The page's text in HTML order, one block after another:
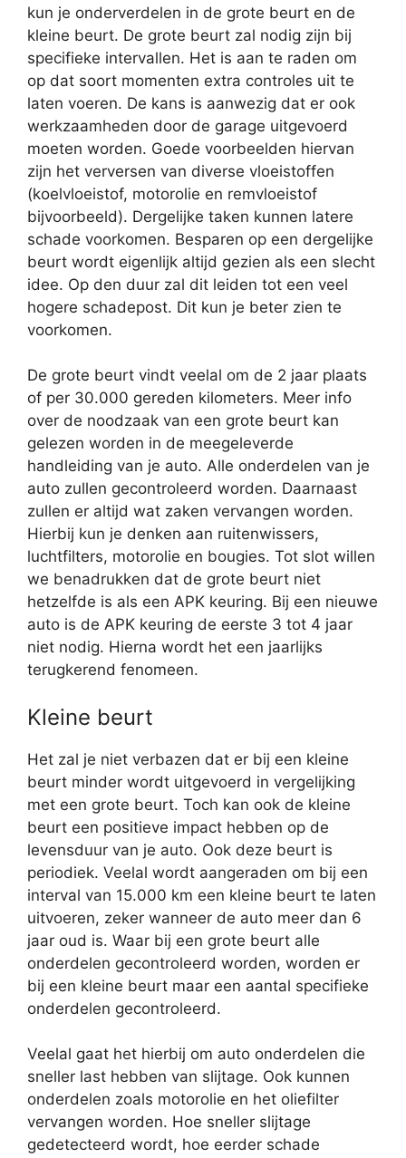
kun je onderverdelen in de grote beurt en de
kleine beurt. De grote beurt zal nodig zijn bij
specifieke intervallen. Het is aan te raden om
op dat soort momenten extra controles uit te
laten voeren. De kans is aanwezig dat er ook
werkzaamheden door de garage uitgevoerd
moeten worden. Goede voorbeelden hiervan
zijn het verversen van diverse vloeistoffen
(koelvloeistof, motorolie en remvloeistof
bijvoorbeeld). Dergelijke taken kunnen latere
schade voorkomen. Besparen op een dergelijke
beurt wordt eigenlijk altijd gezien als een slecht
idee. Op den duur zal dit leiden tot een veel
hogere schadepost. Dit kun je beter zien te
voorkomen.
De grote beurt vindt veelal om de 2 jaar plaats
of per 30.000 gereden kilometers. Meer info
over de noodzaak van een grote beurt kan
gelezen worden in de meegeleverde
handleiding van je auto. Alle onderdelen van je
auto zullen gecontroleerd worden. Daarnaast
zullen er altijd wat zaken vervangen worden.
Hierbij kun je denken aan ruitenwissers,
luchtfilters, motorolie en bougies. Tot slot willen
we benadrukken dat de grote beurt niet
hetzelfde is als een APK keuring. Bij een nieuwe
auto is de APK keuring de eerste 3 tot 4 jaar
niet nodig. Hierna wordt het een jaarlijks
terugkerend fenomeen.
Kleine beurt
Het zal je niet verbazen dat er bij een kleine
beurt minder wordt uitgevoerd in vergelijking
met een grote beurt. Toch kan ook de kleine
beurt een positieve impact hebben op de
levensduur van je auto. Ook deze beurt is
periodiek. Veelal wordt aangeraden om bij een
interval van 15.000 km een kleine beurt te laten
uitvoeren, zeker wanneer de auto meer dan 6
jaar oud is. Waar bij een grote beurt alle
onderdelen gecontroleerd worden, worden er
bij een kleine beurt maar een aantal specifieke
onderdelen gecontroleerd.
Veelal gaat het hierbij om auto onderdelen die
sneller last hebben van slijtage. Ook kunnen
onderdelen zoals motorolie en het oliefilter
vervangen worden. Hoe sneller slijtage
gedetecteerd wordt, hoe eerder schade